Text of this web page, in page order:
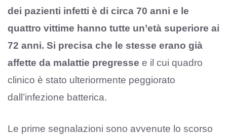
dei pazienti infetti è di circa 70 anni e le
quattro vittime hanno tutte un’età superiore ai
72 anni. Si precisa che le stesse erano già
affette da malattie pregresse e il cui quadro
clinico è stato ulteriormente peggiorato
dall’infezione batterica.
Le prime segnalazioni sono avvenute lo scorso